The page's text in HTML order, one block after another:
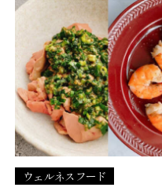
ウェルネスフード